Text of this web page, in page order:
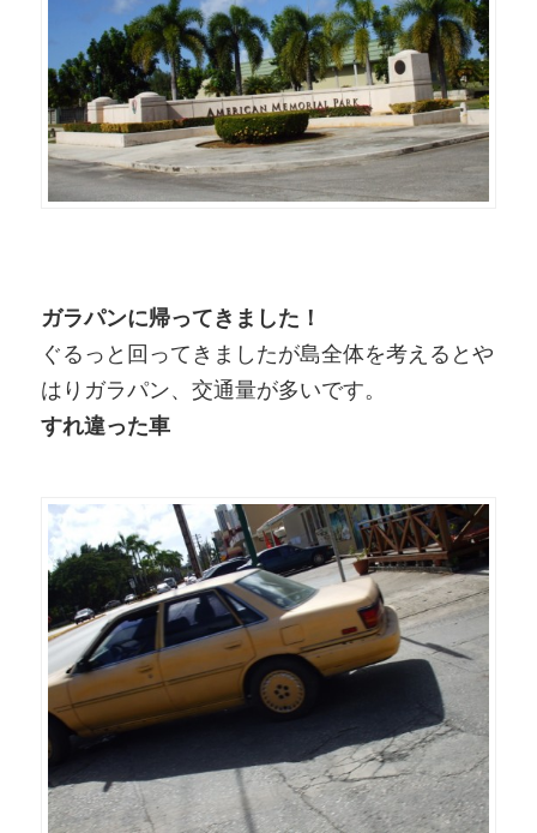
ガラパンに帰ってきました！
ぐるっと回ってきましたが島全体を考えるとや
はりガラパン、交通量が多いです。
すれ違った車